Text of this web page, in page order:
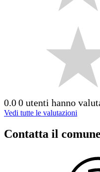
0.00 utenti hanno
Vedi tutte le valutazioni
Contatta il comune